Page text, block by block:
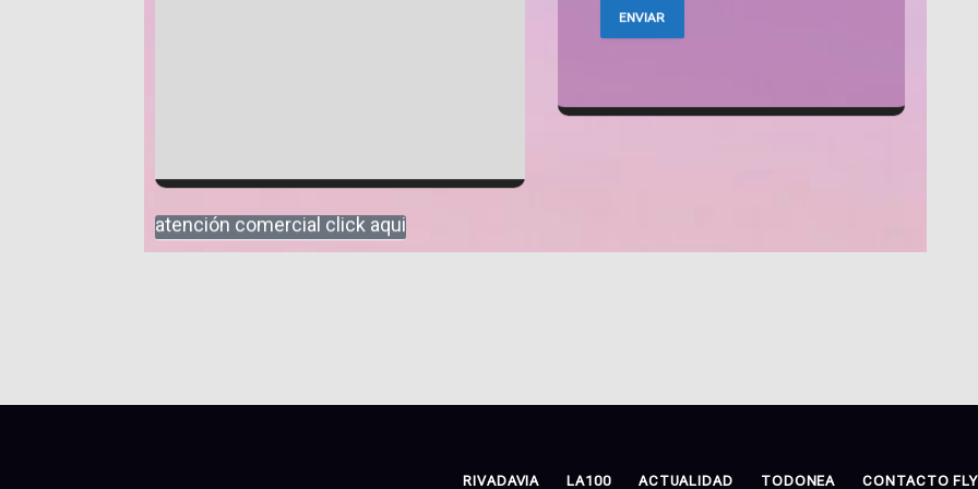
atención comercial click aqui
RIVADAVIA LA100 ACTUALIDAD TODONEA CONTACTO